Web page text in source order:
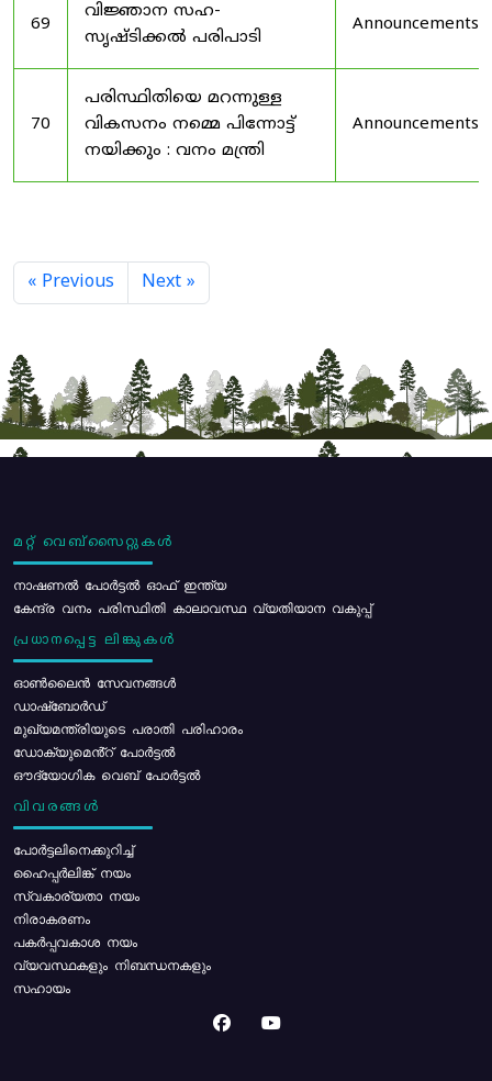
69
വിജ്ഞാന സഹ-
സൃഷ്ടിക്കൽ പരിപാടി
Announcements
70
പരിസ്ഥിതിയെ മറന്നുള്ള
വികസനം നമ്മെ പിന്നോട്ട്
നയിക്കും : വനം മന്ത്രി
Announcements
« Previous Next »
മറ്റ് വെബ്സൈറ്റുകൾ
നാഷണൽ പോർട്ടൽ ഓഫ് ഇന്ത്യ
കേന്ദ്ര വനം പരിസ്ഥിതി കാലാവസ്ഥ വ്യതിയാന വകുപ്പ്
പ്രധാനപ്പെട്ട ലിങ്കുകൾ
ഓൺലൈൻ സേവനങ്ങൾ
ഡാഷ്ബോർഡ്
മുഖ്യമന്ത്രിയുടെ പരാതി പരിഹാരം
ഡോക്യുമെൻ്റ് പോർട്ടൽ
ഔദ്യോഗിക വെബ് പോർട്ടൽ
വിവരങ്ങൾ
പോര്‍ട്ടലിനെക്കുറിച്ച്
ഹൈപ്പർലിങ്ക് നയം
സ്വകാര്യതാ നയം
നിരാകരണം
പകർപ്പവകാശ നയം
വ്യവസ്ഥകളും നിബന്ധനകളും
സഹായം